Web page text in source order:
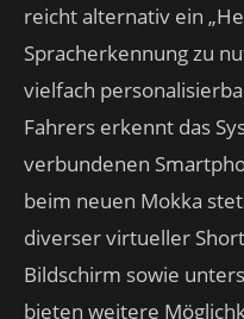
reicht alternativ ein
Spracherkennung zu
vielfach
Fahrers erkennt das
verbundenen
beim neuen Mokka
diverser virtueller
Bildschirm sowie
bieten weitere